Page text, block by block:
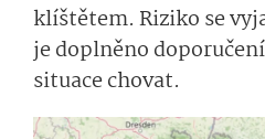
klíštětem. Riziko se
je doplněno
situace chovat.